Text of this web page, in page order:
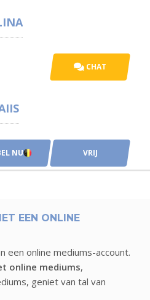
CHAT
NU VRIJ
EEN ONLINE
een online mediums-account.
online mediums,
geniet van tal van